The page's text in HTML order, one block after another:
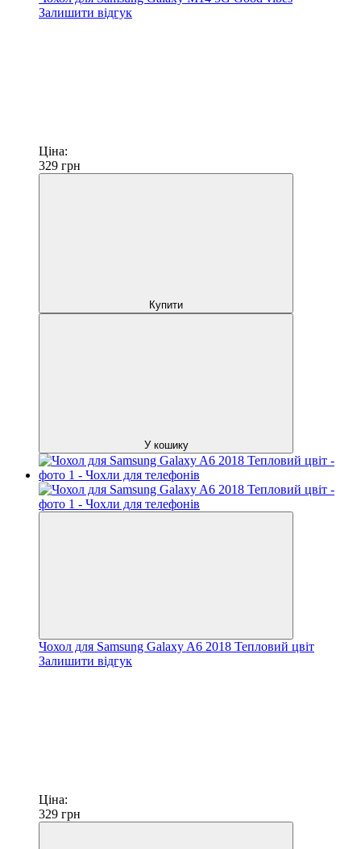
Залишити відгук
Ціна:
329 грн
Купити
У кошику
Чохол для Samsung Galaxy A6 2018 Тепловий цвіт
Залишити відгук
Ціна:
329 грн